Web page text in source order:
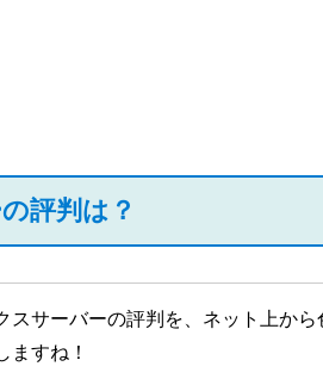
評判は？
スサーバーの評判を、ネット上から
ますね！